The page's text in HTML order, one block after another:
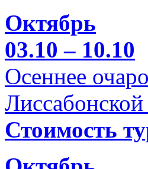
Октябрь
03.10 – 10.10
Осеннее
Стоимость